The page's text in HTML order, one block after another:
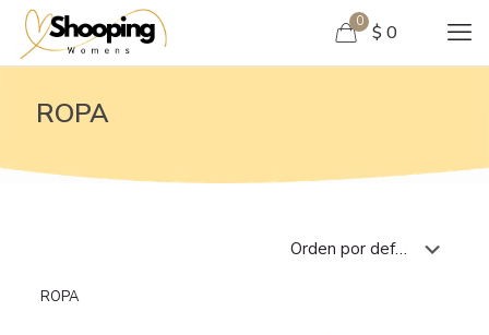
0 $ 0
ROPA
ROPA